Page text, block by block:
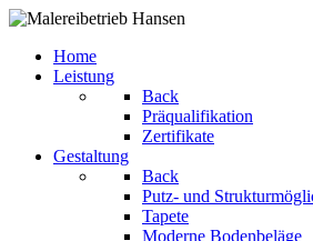
Home
Leistung
Back
Präqualifikation
Zertifikate
Gestaltung
Back
Putz- und
Tapete
Moderne Bodenbeläge